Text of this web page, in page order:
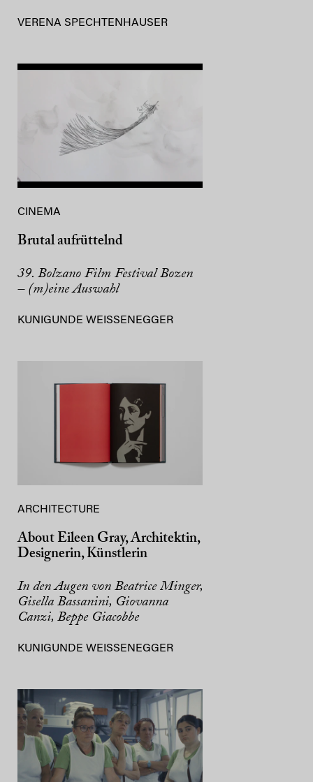
VERENA SPECHTENHAUSER
CINEMA
Brutal aufrüttelnd
39. Bolzano Film Festival Bozen
– (m)eine Auswahl
KUNIGUNDE WEISSENEGGER
ARCHITECTURE
About Eileen Gray, Architektin,
Designerin, Künstlerin
In den Augen von Beatrice Minger,
Gisella Bassanini, Giovanna
Canzi, Beppe Giacobbe
KUNIGUNDE WEISSENEGGER